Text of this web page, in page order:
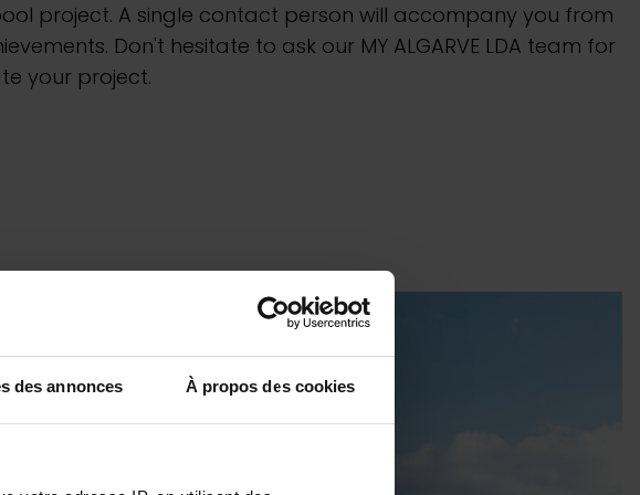
des annonces À propos des cookies
project. A single contact person will accompany you from
Don't hesitate to ask our MY ALGARVE LDA team for
your project.